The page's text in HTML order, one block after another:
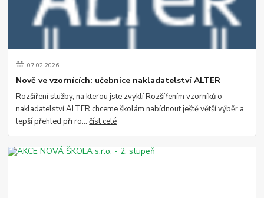
07.02.2026
Nově ve vzornících: učebnice nakladatelství ALTER
Rozšíření služby, na kterou jste zvyklí Rozšířením vzorníků o
nakladatelství ALTER chceme školám nabídnout ještě větší výběr a
lepší přehled při ro...číst celé